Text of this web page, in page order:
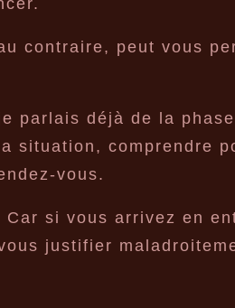
contraire, peut vous
parlais déjà de la
situation, comprendre
vous.
si vous arrivez en
justifier